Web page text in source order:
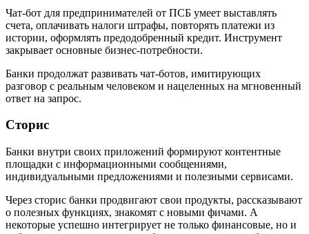
Чат-бот для предпринимателей от ПСБ умеет выставлять
счета, оплачивать налоги штрафы, повторять платежи из
истории, оформлять предодобренный кредит. Инструмент
закрывает основные бизнес-потребности.
Банки продолжат развивать чат-ботов, имитирующих
разговор с реальным человеком и нацеленных на мгновенный
ответ на запрос.
Сторис
Банки внутри своих приложений формируют контентные
площадки с информационными сообщениями,
индивидуальными предложениями и полезными сервисами.
Через сторис банки продвигают свои продукты, рассказывают
о полезных функциях, знакомят с новыми фичами. А
некоторые успешно интегрирует не только финансовые, но и